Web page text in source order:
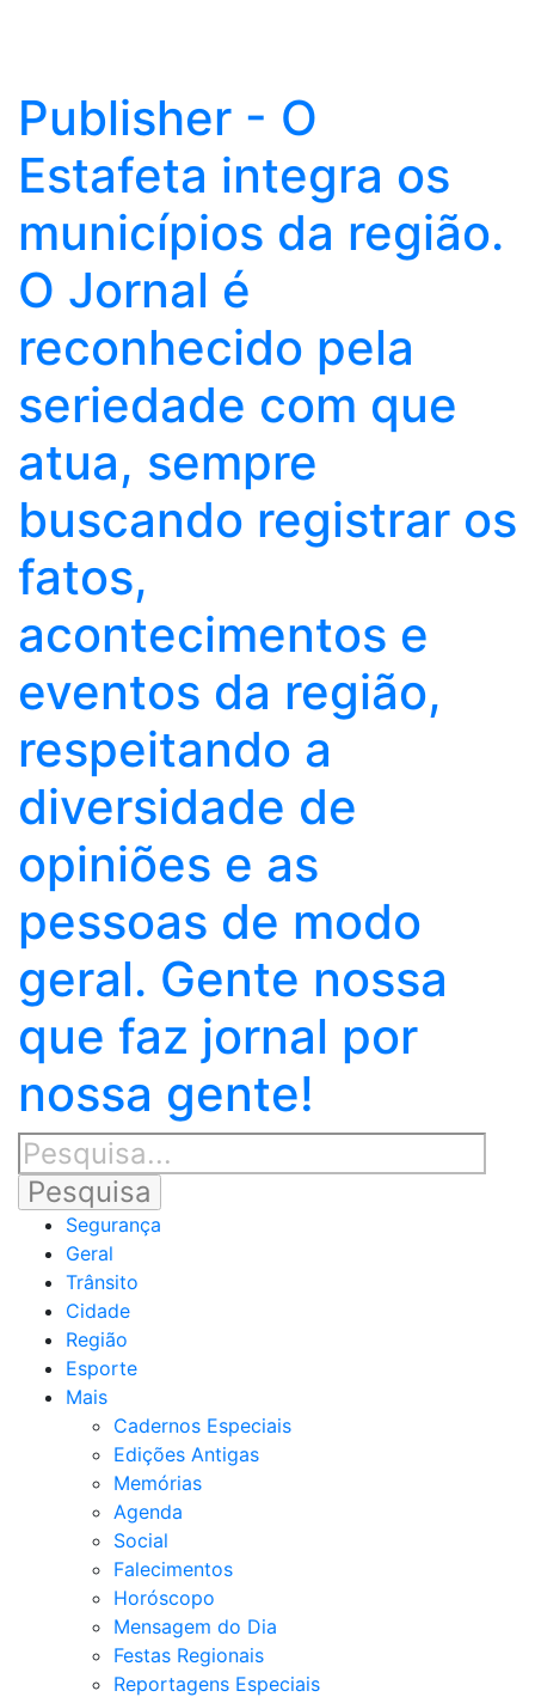
Publisher - O
Estafeta integra os
municípios da região.
O Jornal é
reconhecido pela
seriedade com que
atua, sempre
buscando registrar os
fatos,
acontecimentos e
eventos da região,
respeitando a
diversidade de
opiniões e as
pessoas de modo
geral. Gente nossa
que faz jornal por
nossa gente!
Segurança
Geral
Trânsito
Cidade
Região
Esporte
Mais
Cadernos Especiais
Edições Antigas
Memórias
Agenda
Social
Falecimentos
Horóscopo
Mensagem do Dia
Festas Regionais
Reportagens Especiais